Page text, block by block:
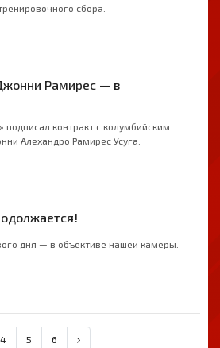
сбора.
Рамирес — в
подписал контракт с колумбийским
Алехандро Рамирес Усуга.
дня — в объективе нашей камеры.
4 5 6